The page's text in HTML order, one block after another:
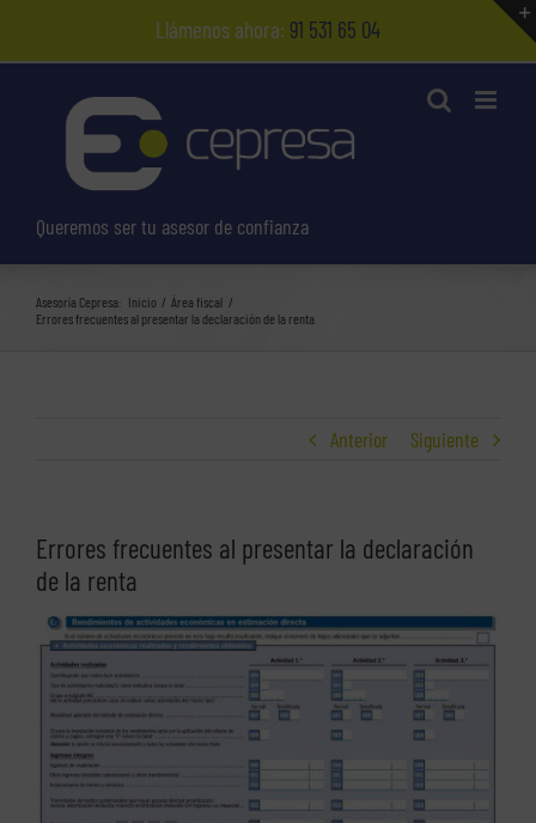
contenido
Llámenos ahora: 91 531 65 04
Queremos ser tu asesor de confianza
Asesoría Cepresa: Inicio
Área fiscal
Errores frecuentes al presentar la declaración de la renta
Anterior Siguiente
Errores frecuentes al presentar la declaración
de la renta
Ver
imagen
más
grande